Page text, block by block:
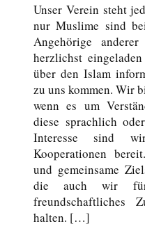
Unser Verein steht
nur Muslime sind
Angehörige
herzlichst
über den Islam
zu uns kommen. Wir
wenn es um
diese sprachlich
Interesse sind
Kooperationen
und gemeinsame
die auch wir
freundschaftliches
halten. […]